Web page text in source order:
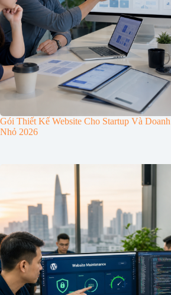
Gói Thiết Kế Website Cho Startup Và
Nhỏ 2026